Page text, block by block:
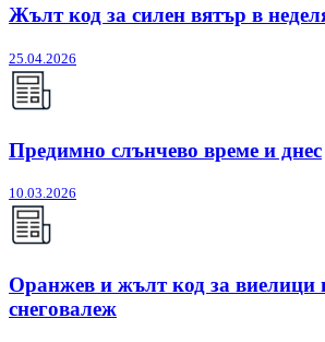
Жълт код за силен вятър в
25.04.2026
Предимно слънчево време и днес
10.03.2026
Оранжев и жълт код за виелици
снеговалеж